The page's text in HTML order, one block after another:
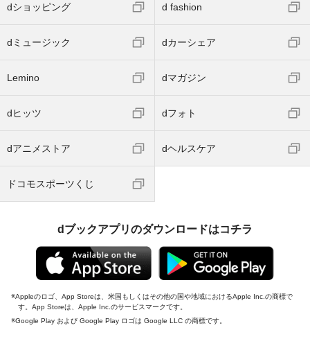
dショッピング d fashion
dミュージック dカーシェア
Lemino dマガジン
dヒッツ dフォト
dアニメストア dヘルスケア
ドコモスポーツくじ
dブックアプリのダウンロードはコチラ
Appleのロゴ、App Storeは、米国もしくはその他の国や地域におけるApple Inc.の商標で
す。App Storeは、Apple Inc.のサービスマークです。
Google Play および Google Play ロゴは Google LLC の商標です。